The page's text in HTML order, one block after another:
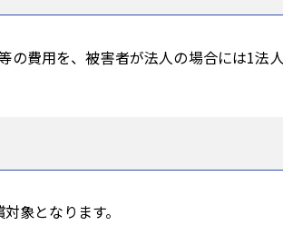
の費用を、被害者が法人の場合には1法人
象となります。